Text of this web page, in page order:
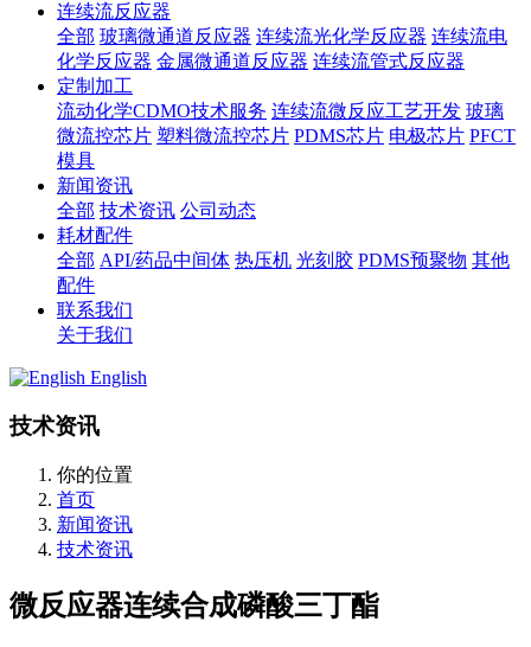
连续流反应器
全部 玻璃微通道反应器 连续流光化学反应器 连续流电
化学反应器 金属微通道反应器 连续流管式反应器
定制加工
流动化学CDMO技术服务 连续流微反应工艺开发 玻璃
微流控芯片 塑料微流控芯片 PDMS芯片 电极芯片 PFCT
模具
新闻资讯
全部 技术资讯 公司动态
耗材配件
全部 API/药品中间体 热压机 光刻胶 PDMS预聚物 其他
配件
联系我们
关于我们
English
技术资讯
你的位置
首页
新闻资讯
技术资讯
微反应器连续合成磷酸三丁酯